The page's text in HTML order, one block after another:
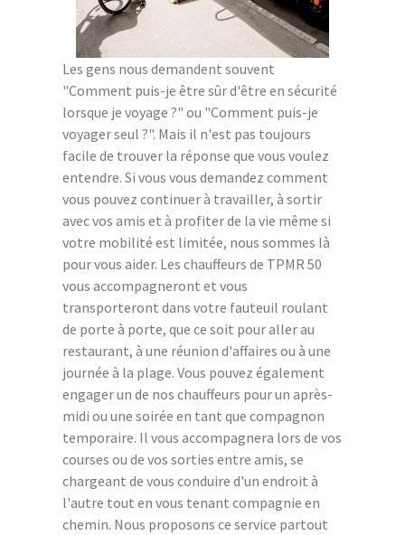
Les gens nous demandent souvent
"Comment puis-je être sûr d'être en sécurité
lorsque je voyage ?" ou "Comment puis-je
voyager seul ?". Mais il n'est pas toujours
facile de trouver la réponse que vous voulez
entendre. Si vous vous demandez comment
vous pouvez continuer à travailler, à sortir
avec vos amis et à profiter de la vie même si
votre mobilité est limitée, nous sommes là
pour vous aider. Les chauffeurs de TPMR 50
vous accompagneront et vous
transporteront dans votre fauteuil roulant
de porte à porte, que ce soit pour aller au
restaurant, à une réunion d'affaires ou à une
journée à la plage. Vous pouvez également
engager un de nos chauffeurs pour un après-
midi ou une soirée en tant que compagnon
temporaire. Il vous accompagnera lors de vos
courses ou de vos sorties entre amis, se
chargeant de vous conduire d'un endroit à
l'autre tout en vous tenant compagnie en
chemin. Nous proposons ce service partout